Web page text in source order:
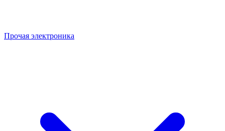
Прочая электроника